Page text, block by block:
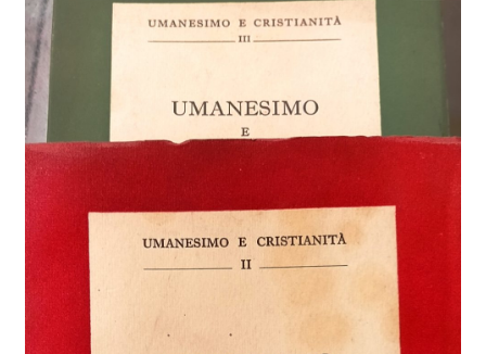
Cassa
Carrello
Privacy Policy